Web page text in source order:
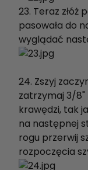
23. Teraz złóż
pasowała do
wyglądać
24. Zszyj
zatrzymaj 3/8"
krawędzi, tak
na następnej
rogu przerwij
rozpoczęcia